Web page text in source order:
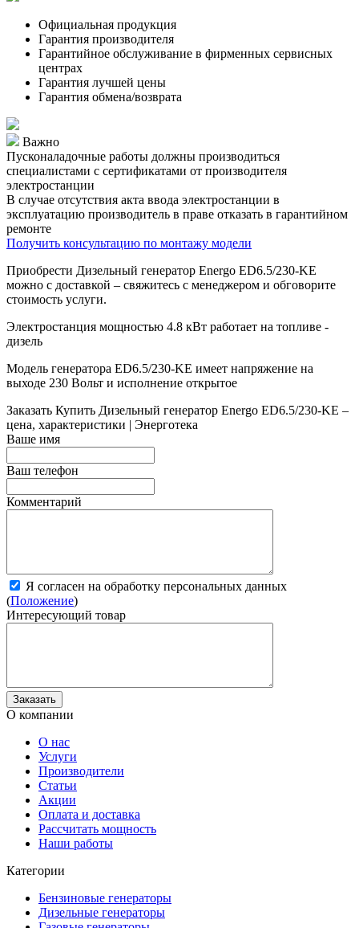
Официальная продукция
Гарантия производителя
Гарантийное обслуживание в фирменных сервисных
центрах
Гарантия лучшей цены
Гарантия обмена/возврата
Важно
Пусконаладочные работы должны производиться
специалистами с сертификатами от производителя
электростанции
В случае отсутствия акта ввода электростанции в
эксплуатацию производитель в праве отказать в гарантийном
ремонте
Получить консультацию по монтажу модели
Приобрести Дизельный генератор Energo ED6.5/230-KE
можно с доставкой – свяжитесь с менеджером и обговорите
стоимость услуги.
Электростанция мощностью 4.8 кВт работает на топливе -
дизель
Модель генератора ED6.5/230-KE имеет напряжение на
выходе 230 Вольт и исполнение открытое
Заказать Купить Дизельный генератор Energo ED6.5/230-KE –
цена, характеристики | Энерготека
Ваше имя
Ваш телефон
Комментарий
Я согласен на обработку персональных данных
(Положение)
Интересующий товар
О компании
О нас
Услуги
Производители
Статьи
Акции
Оплата и доставка
Рассчитать мощность
Наши работы
Категории
Бензиновые генераторы
Дизельные генераторы